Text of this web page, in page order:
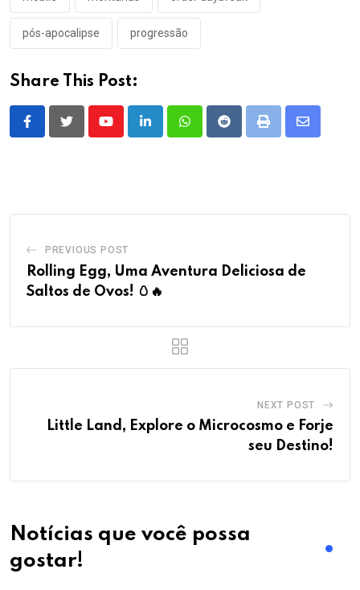
pós-apocalipse progressão
Share This Post:
YoutubeLinkedInWhatsappRedditPrint
Share
PREVIOUS POST
Rolling Egg, Uma Aventura Deliciosa de
Saltos de Ovos! 🥚🔥
NEXT POST
Little Land, Explore o Microcosmo e Forje
seu Destino!
Notícias que você possa
gostar!